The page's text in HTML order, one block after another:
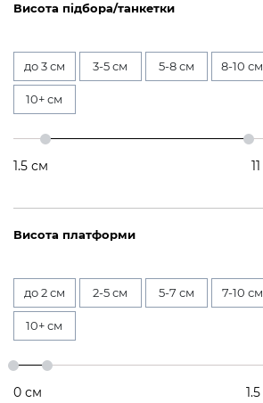
Висота підбора/танкетки
до 3 см 3-5 см 5-8 см 8-10 см
10+ см
1.5 см 11
Висота платформи
до 2 см 2-5 см 5-7 см 7-10 см
10+ см
0 см 1.5